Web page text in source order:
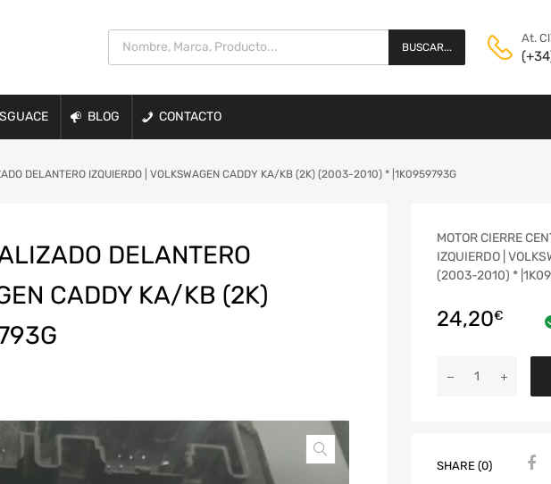
BUSCAR...
At.
BLOG CONTACTO
DELANTERO IZQUIERDO | VOLKSWAGEN CADDY KA/KB (2K) (2003-2010) * |1K0959793G
DELANTERO
CADDY KA/KB (2K)
MOTOR CIERRE
IZQUIERDO |
(2003-2010) *
24,20€
SHARE (0)